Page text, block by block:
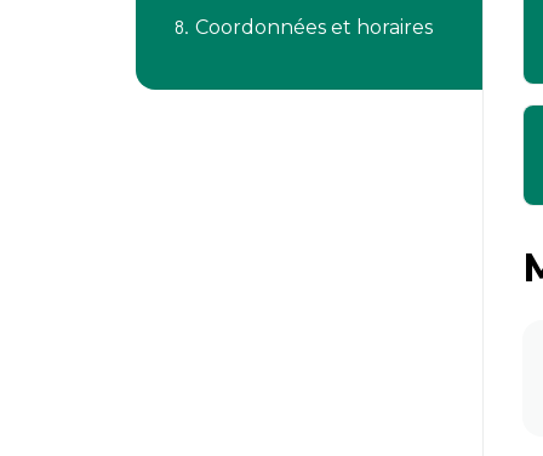
Coordonnées et horaires